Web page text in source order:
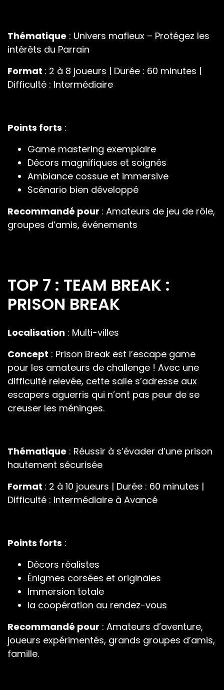
Thématique : Univers mafieux – Protégez les
intérêts du Parrain
Format : 2 à 8 joueurs | Durée : 60 minutes |
Difficulté : Intermédiaire
Points forts :
Game mastering exemplaire
Décors magnifiques et soignés
Ambiance cossue et immersive
Scénario bien développé
Recommandé pour : Amateurs de jeu de rôle,
groupes d’amis, événements
TOP 7 : TEAM BREAK :
PRISON BREAK
Localisation : Multi-villes
Concept : Prison Break est l’escape game
pour les amateurs de challenge ! Avec une
difficulté relevée, cette salle s’adresse aux
escapers aguerris qui n’ont pas peur de se
creuser les méninges.
Thématique : Réussir à s’évader d’une prison
hautement sécurisée
Format : 2 à 10 joueurs | Durée : 60 minutes |
Difficulté : Intermédiaire à Avancé
Points forts :
Décors réalistes
Énigmes corsées et originales
Immersion totale
la coopération au rendez-vous
Recommandé pour : Amateurs d’aventure,
joueurs expérimentés, grands groupes d’amis,
famille.